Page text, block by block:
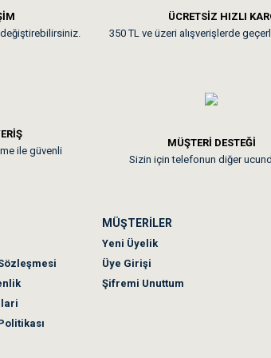
olması iyi.
Jack russell köpeğim severek yedi. Tüy
ÜCRETSİZ HIZLI
350 TL ve üzeri alışverişlerde
ile güvenli
MÜŞTERİ DESTEĞİ
Sizin için telefonun diğer
MÜŞTERİLER
Yeni Üyelik
Üye Girişi
Şifremi Unuttum